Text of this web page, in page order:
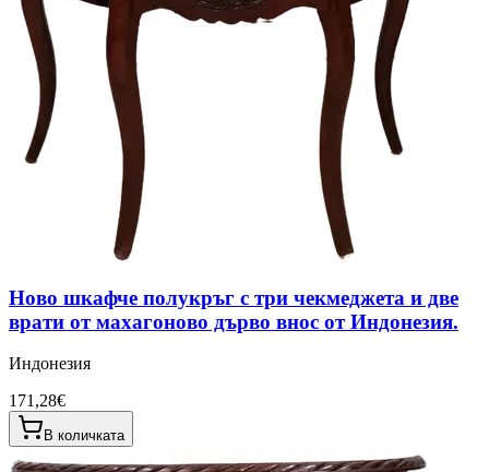
Ново шкафче полукръг с три чекмеджета и две
врати от махагоново дърво внос от Индонезия.
Индонезия
171,28€
В количката